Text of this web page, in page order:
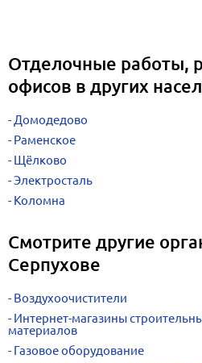
Отделочные работы,
офисов в других
Домодедово
Раменское
Щёлково
Электросталь
Коломна
Смотрите другие
Серпухове
Воздухоочистители
Интернет-магазины
материалов
Газовое оборудование